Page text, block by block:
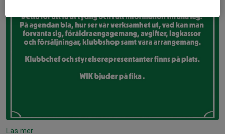
Läs mer